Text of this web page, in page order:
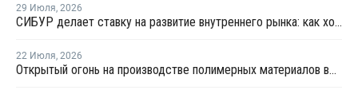
29 Июля, 2026
СИБУР делает ставку на развитие внутреннего рынка: как холдинг стимулирует спрос на полимеры в ритейле
22 Июля, 2026
Открытый огонь на производстве полимерных материалов во Всеволожске